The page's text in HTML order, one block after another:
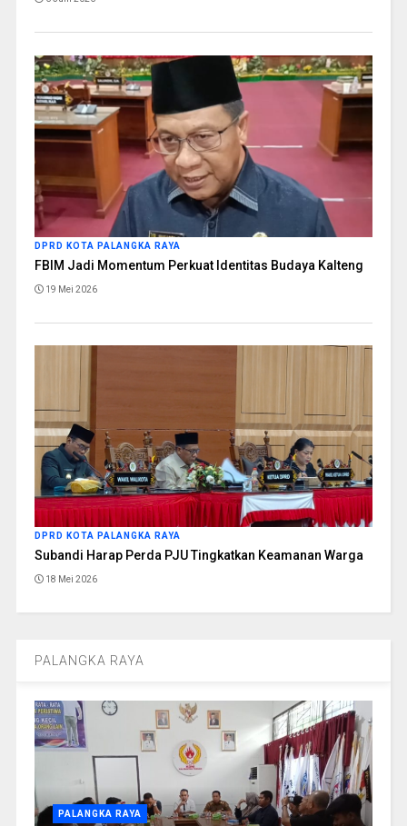
DPRD KOTA PALANGKA RAYA
FBIM Jadi Momentum Perkuat Identitas Budaya Kalteng
19 Mei 2026
DPRD KOTA PALANGKA RAYA
Subandi Harap Perda PJU Tingkatkan Keamanan Warga
18 Mei 2026
PALANGKA RAYA
PALANGKA RAYA